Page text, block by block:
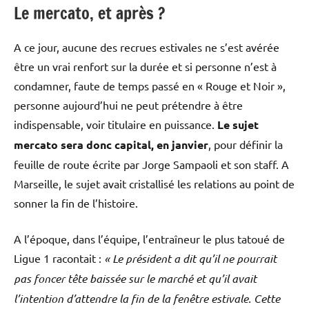
Le mercato, et après ?
A ce jour, aucune des recrues estivales ne s’est avérée
être un vrai renfort sur la durée et si personne n’est à
condamner, faute de temps passé en « Rouge et Noir »,
personne aujourd’hui ne peut prétendre à être
indispensable, voir titulaire en puissance. Le sujet
mercato sera donc capital, en janvier , pour définir la
feuille de route écrite par Jorge Sampaoli et son staff. A
Marseille, le sujet avait cristallisé les relations au point de
sonner la fin de l’histoire.
A l’époque, dans l’équipe, l’entraîneur le plus tatoué de
Ligue 1 racontait : « Le président a dit qu’il ne pourrait
pas foncer tête baissée sur le marché et qu’il avait
l’intention d’attendre la fin de la fenêtre estivale. Cette